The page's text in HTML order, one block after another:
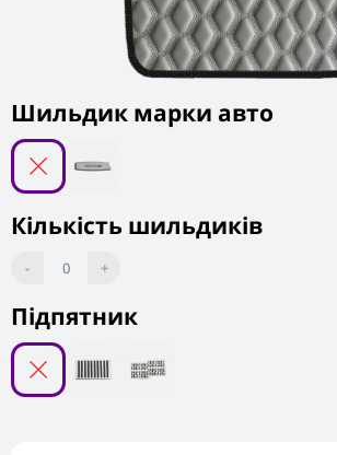
Підпятник
Шильдик марки авто
Кількість шильдиків
- 0 +